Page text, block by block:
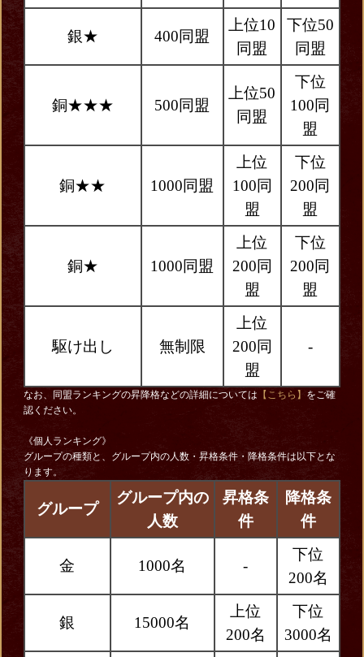
銀★ 400同盟
上位10
同盟
下位50
同盟
銅★★★ 500同盟
上位50
同盟
下位
100同
盟
銅★★ 1000同盟
上位
100同
盟
下位
200同
盟
銅★ 1000同盟
上位
200同
盟
下位
200同
盟
駆け出し 無制限
上位
200同
盟
-
なお、同盟ランキングの昇降格などの詳細については 【こちら】 をご確
認ください。
《個人ランキング》
グループの種類と、グループ内の人数・昇格条件・降格条件は以下とな
ります。
グループ
グループ内の
人数
昇格条
件
降格条
件
金 1000名 -
下位
200名
銀 15000名
上位
200名
下位
3000名